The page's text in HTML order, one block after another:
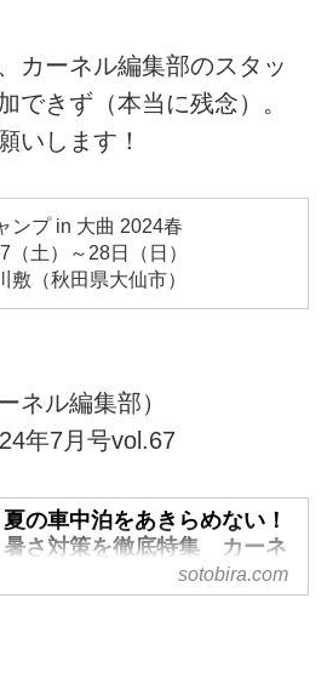
カーネル編集部のスタッ
できず（本当に残念）。
いします！
ンプ in 大曲 2024春
土）～28日（日）
（秋田県大仙市）
ネル編集部）
年7月号vol.67
夏の車中泊をあきらめない！
暑さ対策を徹底特集 カーネ
ル7月号が6月9日発売 -
SOTOBIRA
sotobira.com